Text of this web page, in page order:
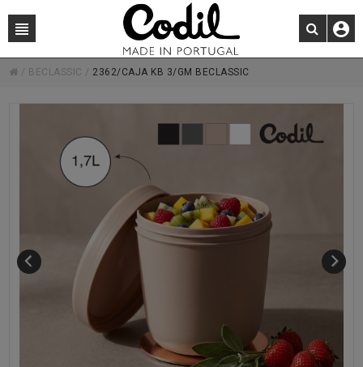
/ BECLASSIC / 2362/CAJA KB 3/GM BECLASSIC